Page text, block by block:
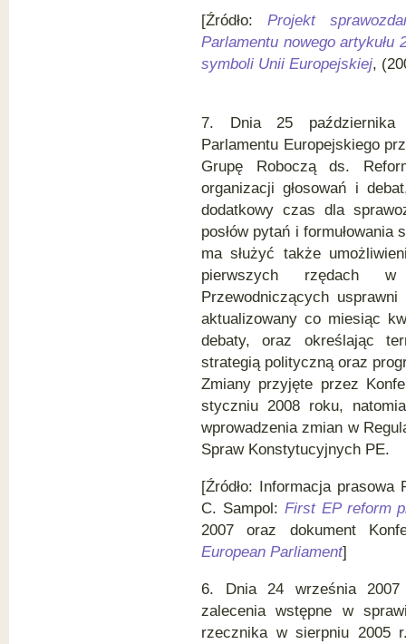
[Źródło:Projekt
Parlamentu nowego
symboli Unii Europejskiej,
7. Dnia 25 października
Parlamentu Europejskiego
Grupę Roboczą ds.
organizacji głosowań i
dodatkowy czas dla
posłów pytań i
ma służyć także
pierwszych rzędach
Przewodniczących
aktualizowany co miesiąc
debaty, oraz określając
strategią polityczną oraz
Zmiany przyjęte przez
styczniu 2008 roku,
wprowadzenia zmian w
Spraw Konstytucyjnych PE.
[Źródło: Informacja prasowa
C. Sampol: First EP reform
2007 oraz dokument
European Parliament]
6. Dnia 24 września 2007
zalecenia wstępne w
rzecznika w sierpniu 2005